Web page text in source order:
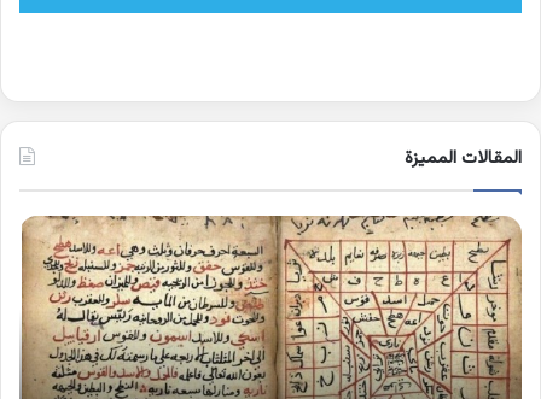
المقالات المميزة
اسماء
الجن
في
كتاب
شمس
المعارف